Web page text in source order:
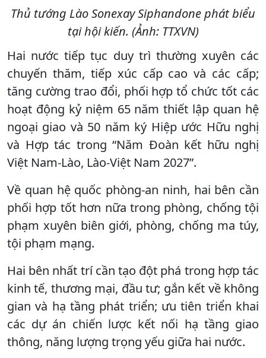
Thủ tướng Lào Sonexay Siphandone phát biểu
tại hội kiến. (Ảnh: TTXVN)
Hai nước tiếp tục duy trì thường xuyên các
chuyến thăm, tiếp xúc cấp cao và các cấp;
tăng cường trao đổi, phối hợp tổ chức tốt các
hoạt động kỷ niệm 65 năm thiết lập quan hệ
ngoại giao và 50 năm ký Hiệp ước Hữu nghị
và Hợp tác trong “Năm Đoàn kết hữu nghị
Việt Nam-Lào, Lào-Việt Nam 2027”.
Về quan hệ quốc phòng-an ninh, hai bên cần
phối hợp tốt hơn nữa trong phòng, chống tội
phạm xuyên biên giới, phòng, chống ma túy,
tội phạm mạng.
Hai bên nhất trí cần tạo đột phá trong hợp tác
kinh tế, thương mại, đầu tư; gắn kết về không
gian và hạ tầng phát triển; ưu tiên triển khai
các dự án chiến lược kết nối hạ tầng giao
thông, năng lượng trọng yếu giữa hai nước.